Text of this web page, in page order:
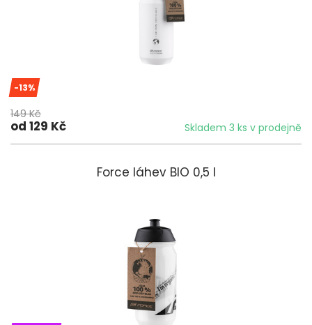
-13%
149 Kč
od 129 Kč Skladem 3 ks v prodejně
Force láhev BIO 0,5 l